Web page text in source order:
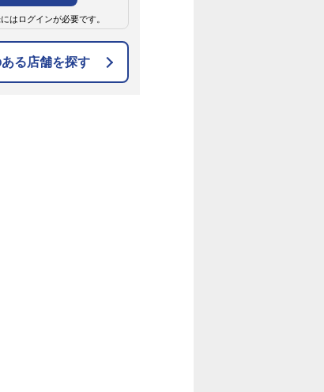
はログインが必要です。
る店舗を探す